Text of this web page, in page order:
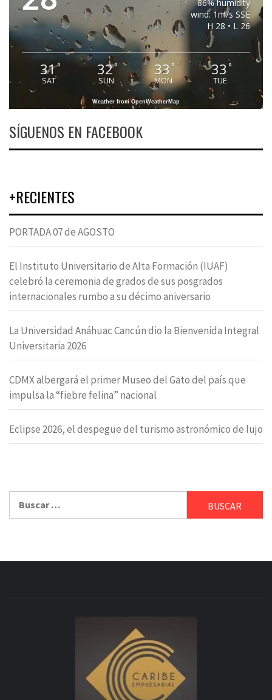
86% humidity
wind: 1m/s SSE
H 28 • L 26
31°
SAT
32°
SUN
33 °
MON
33 °
TUE
Weather from OpenWeatherMap
SÍGUENOS EN FACEBOOK
+RECIENTES
PORTADA 07 de AGOSTO
El Instituto Universitario de Alta Formación (IUAF)
celebró la ceremonia de grados de sus posgrados
internacionales rumbo a su décimo aniversario
La Universidad Anáhuac Cancún dio la Bienvenida Integral
Universitaria 2026
CDMX albergará el primer Museo del Gato del país que
impulsa la “fiebre felina” nacional
Eclipse 2026, el despegue del turismo astronómico de lujo